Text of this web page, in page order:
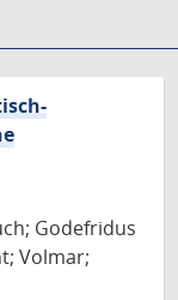
Godefridus
Volmar;